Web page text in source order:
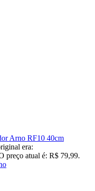
Arno RF10 40cm
era:
preço atual é: R$ 79,99.